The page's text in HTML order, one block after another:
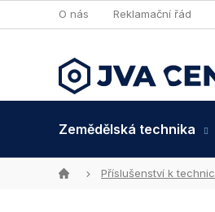
na
O nás Reklamační řád
Zemědělská technika
DomůPříslušenství k